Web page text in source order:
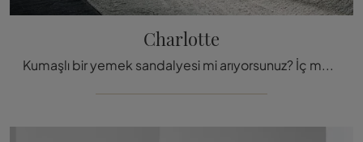
Charlotte
Kumaşlı bir yemek sandalyesi mi arıyorsunuz? İç mekanlarınızı en iyi şekilde tamamlamak için Cattelan Italia'nın Charlotte modelini keşfetmek için ...